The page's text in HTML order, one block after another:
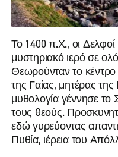
Το 1400 π.Χ., οι Δελφοί
μυστηριακό ιερό σε
Θεωρούνταν το
της Γαίας, μητέρας
μυθολογία γέννησε το
τους θεούς.
εδώ γυρεύοντας
Πυθία, ιέρεια του